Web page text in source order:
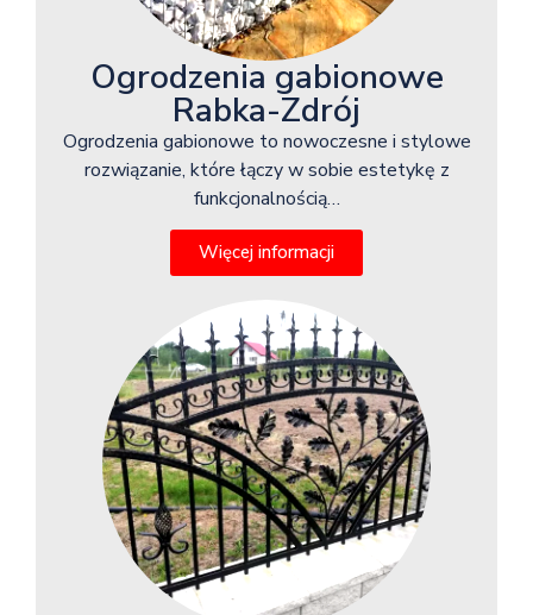
Ogrodzenia gabionowe
Rabka-Zdrój
Ogrodzenia gabionowe to nowoczesne i stylowe
rozwiązanie, które łączy w sobie estetykę z
funkcjonalnością…
Więcej informacji